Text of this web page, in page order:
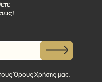
Όρους Χρήσης μας.